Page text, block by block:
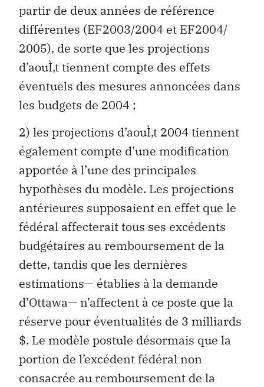
partir de deux années de référence
différentes (EF2003/2004 et EF2004/
2005), de sorte que les projections
d’aouÌ‚t tiennent compte des effets
éventuels des mesures annoncées dans
les budgets de 2004 ;
2) les projections d’aouÌ‚t 2004 tiennent
également compte d’une modification
apportée à l’une des principales
hypothèses du modèle. Les projections
antérieures supposaient en effet que le
fédéral affecterait tous ses excédents
budgétaires au remboursement de la
dette, tandis que les dernières
estimations— établies à la demande
d’Ottawa— n’affectent à ce poste que la
réserve pour éventualités de 3 milliards
$. Le modèle postule désormais que la
portion de l’excédent fédéral non
consacrée au remboursement de la